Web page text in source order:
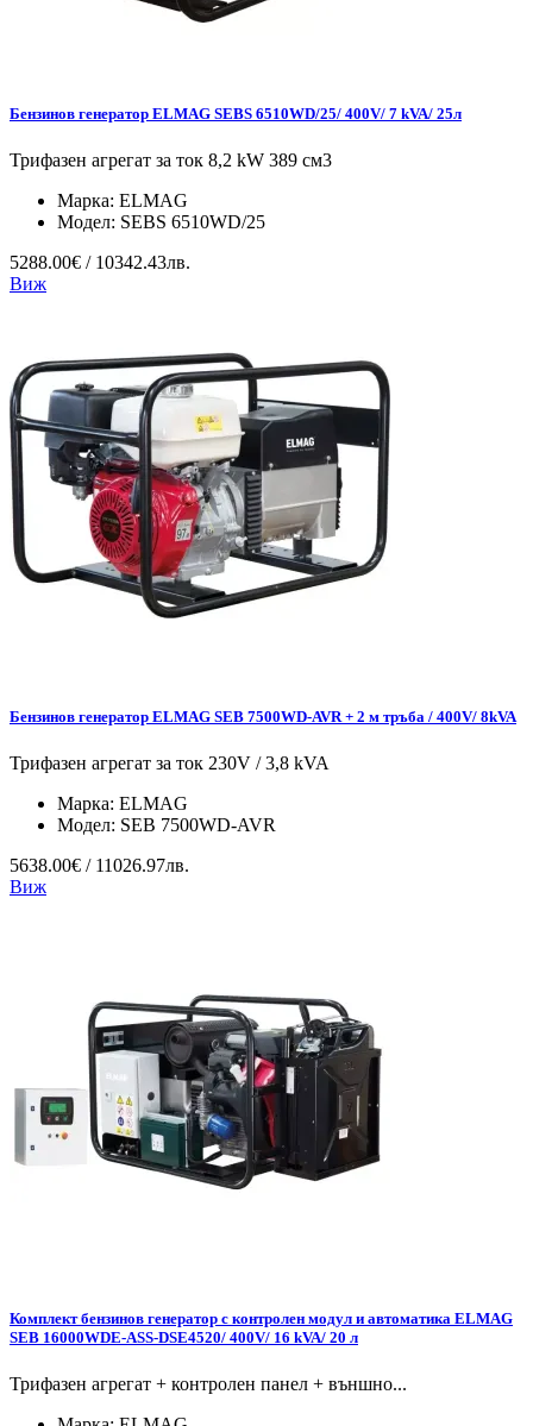
Бензинов генератор ELMAG SEBS 6510WD/25/ 400V/ 7 kVA/ 25л
Трифазен агрегат за ток 8,2 kW 389 см3
Марка: ELMAG
Модел: SEBS 6510WD/25
5288.00€ / 10342.43лв.
Виж
Бензинов генератор ELMAG SEB 7500WD-AVR + 2 м тръба / 400V/ 8kVA
Трифазен агрегат за ток 230V / 3,8 kVA
Марка: ELMAG
Модел: SEB 7500WD-AVR
5638.00€ / 11026.97лв.
Виж
Комплект бензинов генератор с контролен модул и автоматика ELMAG
SEB 16000WDE-ASS-DSE4520/ 400V/ 16 kVA/ 20 л
Трифазен агрегат + контролен панел + външно...